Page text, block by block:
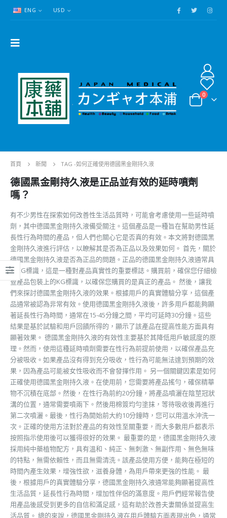
ENG USD
0
首頁 新聞 TAG -如何正確使用德國黑金剛持久液
德國黑金剛持久液是正品並有效的延時噴劑
嗎？
有不少男性在探索如何改善性生活品質時，可能會考慮使用一些延時噴
劑，其中德國黑金剛持久液備受關注。這個產品是一種旨在幫助男性延
長性行為時間的產品，但人們也關心它是否真的有效。本文將對德國黑
金剛持久液進行評估，以瞭解其是否為正品以及效果如何。 首先，關於
德國黑金剛持久液是否為正品的問題。正品的德國黑金剛持久液通常具
有KG標識，這是一種對產品真實性的重要標誌。購買前，確保您仔細檢
查產品包裝上的KG標識，以確保您購買的是真正的產品。 然後，讓我
們來探討德國黑金剛持久液的效果。根據用戶的真實體驗分享，這個產
品通常被認為非常有效。使用德國黑金剛持久液後，許多用戶都能夠顯
著延長性行為時間，通常在15-45分鐘之間，平均可延時30分鐘。這些
結果是基於試驗和用戶回饋所得的，顯示了該產品在提高性能方面具有
顯著效果。 德國黑金剛持久液的有效性主要基於其降低用戶敏感度的原
理。然而，使用這種延時噴劑需要在性行為前提前使用，以確保產品充
分被吸收。如果產品沒有得到充分吸收，性行為可能無法達到預期的效
果，因為產品可能被女性吸收而不會發揮作用。 另一個關鍵因素是如何
正確使用德國黑金剛持久液。在使用前，您需要將產品搖勻，確保精華
物不沉積在底部。然後，在性行為前約20分鐘，將產品噴灑在陰莖冠狀
溝的位置，通常需要噴兩下。然後用棉簽均勻塗抹，等待吸收後再進行
第二次噴灑。最後，性行為開始前大約10分鐘時，您可以用溫水沖洗一
次。正確的使用方法對於產品的有效性至關重要，而大多數用戶都表示
按照指示使用後可以獲得很好的效果。 最重要的是，德國黑金剛持久液
採用純中藥植物配方，具有溫和、純正、無刺激、無副作用、無色無味
的特點，無需依賴性，而且無需清洗。該產品使用方便，能夠在極短的
時間內產生效果，增強性欲，滋養身體，為用戶帶來更強的性能。 最
後，根據用戶的真實體驗分享，德國黑金剛持久液通常能夠顯著提高性
生活品質，延長性行為時間，增加性伴侶的滿意度。用戶們經常報告使
用產品後感受到更多的自信和滿足感，這有助於改善夫妻關係並提高生
活品質。 總的來說，德國黑金剛持久液在用戶體驗方面表現出色，通常